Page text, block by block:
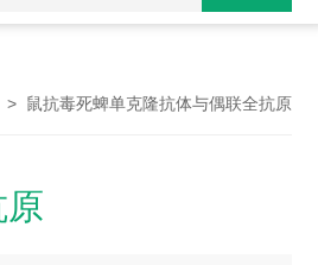
> 鼠抗毒死蜱单克隆抗体与偶联全抗原